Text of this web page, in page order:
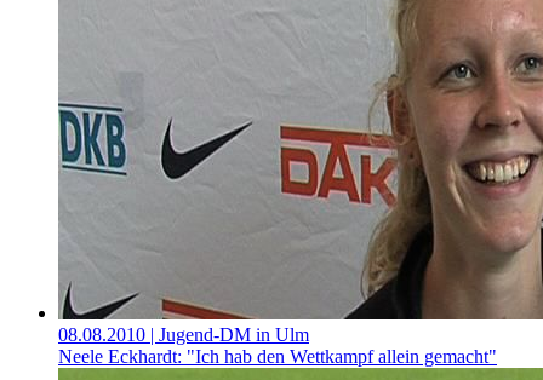
08.08.2010 | Jugend-DM in Ulm
Neele Eckhardt: "Ich hab den Wettkampf allein gemacht"